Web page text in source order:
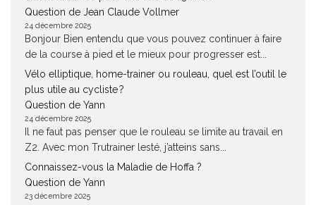
Question de Jean Claude Vollmer
24 décembre 2025
Bonjour Bien entendu que vous pouvez continuer à faire
de la course à pied et le mieux pour progresser est...
Vélo elliptique, home-trainer ou rouleau, quel est l’outil le
plus utile au cycliste ?
Question de Yann
24 décembre 2025
Il ne faut pas penser que le rouleau se limite au travail en
Z2. Avec mon Trutrainer lesté, j’atteins sans...
Connaissez-vous la Maladie de Hoffa ?
Question de Yann
23 décembre 2025